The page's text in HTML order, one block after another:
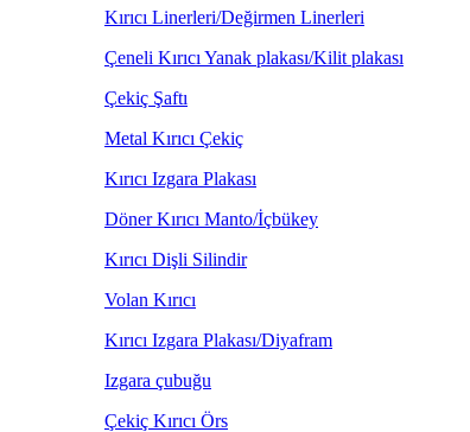
Kırıcı Linerleri/Değirmen Linerleri
Çeneli Kırıcı Yanak plakası/Kilit plakası
Çekiç Şaftı
Metal Kırıcı Çekiç
Kırıcı Izgara Plakası
Döner Kırıcı Manto/İçbükey
Kırıcı Dişli Silindir
Volan Kırıcı
Kırıcı Izgara Plakası/Diyafram
Izgara çubuğu
Çekiç Kırıcı Örs